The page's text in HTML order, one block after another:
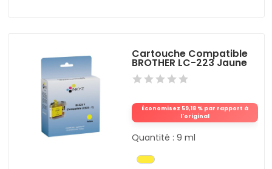
Cartouche Compatible
BROTHER LC-223 Jaune
Économisez 59,18 % par rapport à
l'original
Quantité : 9 ml